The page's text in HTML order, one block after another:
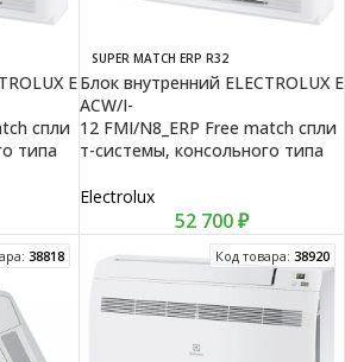
E
спли
типа
SUPER MATCH ERP R32
Блок внутренний ELECTROLUX E
ACW/I-
12 FMI/N8_ERP Free match спли
т-системы, консольного типа
Electrolux
52 700₽
38818 Код товара: 38920